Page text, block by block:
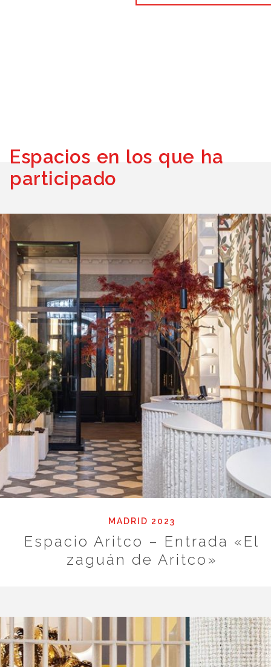
Espacios en los que ha
participado
MADRID 2023
Espacio Aritco – Entrada «El
zaguán de Aritco»